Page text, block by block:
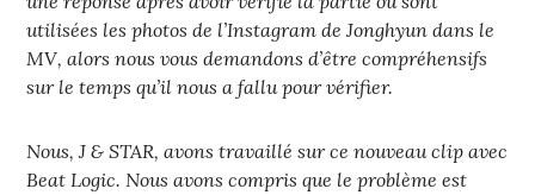
utilisées les photos de l’Instagram de Jonghyun dans le
MV, alors nous vous demandons d’être compréhensifs
sur le temps qu’il nous a fallu pour vérifier.
Nous, J & STAR, avons travaillé sur ce nouveau clip avec
Beat Logic. Nous avons compris que le problème est